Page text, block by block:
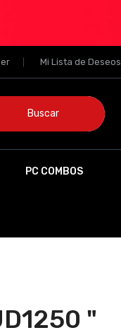
Mi Lista de Deseos
Buscar
PC COMBOS
"